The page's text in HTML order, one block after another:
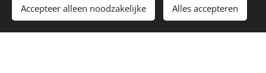
Accepteer alleen noodzakelijke Alles accepteren